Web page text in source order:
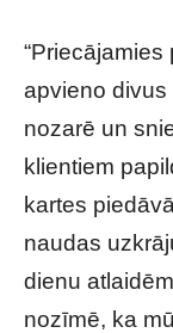
apvieno
nozarē un
klientiem
kartes
naudas
dienu
nozīmē, ka